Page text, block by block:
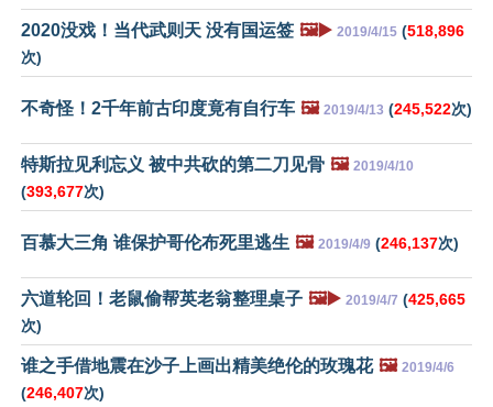
2020没戏！当代武则天 没有国运签 🖼️▶️ 2019/4/15 (518,896
次)
不奇怪！2千年前古印度竟有自行车 🖼️ 2019/4/13 (245,522次)
特斯拉见利忘义 被中共砍的第二刀见骨 🖼️ 2019/4/10
(393,677次)
百慕大三角 谁保护哥伦布死里逃生 🖼️ 2019/4/9 (246,137次)
六道轮回！老鼠偷帮英老翁整理桌子 🖼️▶️ 2019/4/7 (425,665
次)
谁之手借地震在沙子上画出精美绝伦的玫瑰花 🖼️ 2019/4/6
(246,407次)